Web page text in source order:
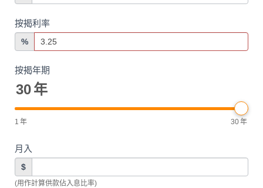
按揭利率
%
按揭年期
30年
1 年 30年
月入
$
(用作計算供款佔入息比率)